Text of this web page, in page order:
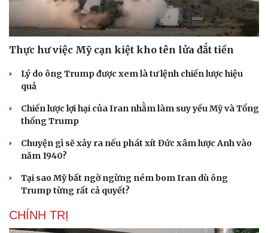
Thực hư việc Mỹ cạn kiệt kho tên lửa đắt tiền
Lý do ông Trump được xem là tư lệnh chiến lược hiệu
quả
Chiến lược lợi hại của Iran nhằm làm suy yếu Mỹ và Tổng
thống Trump
Chuyện gì sẽ xảy ra nếu phát xít Đức xâm lược Anh vào
năm 1940?
Tại sao Mỹ bất ngờ ngừng ném bom Iran dù ông
Trump từng rất cả quyết?
CHÍNH TRỊ